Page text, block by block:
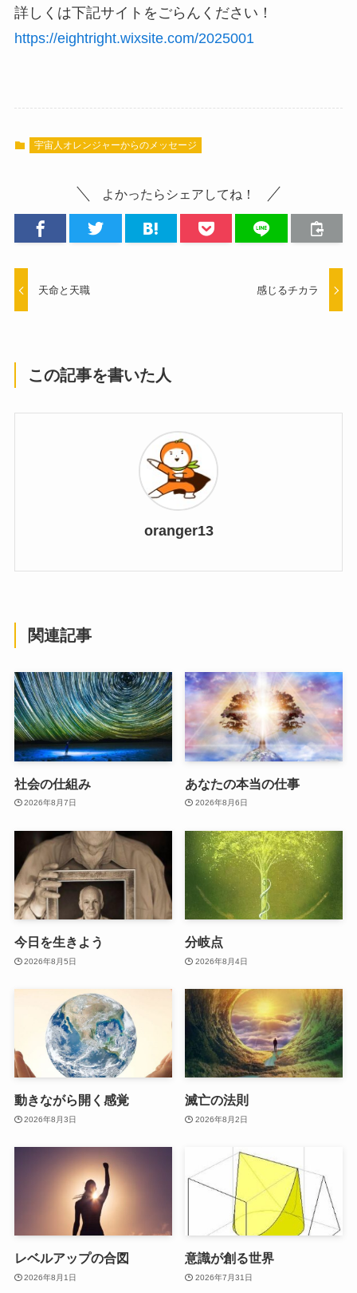
詳しくは下記サイトをごらんください！
https://eightright.wixsite.com/2025001
宇宙人オレンジャーからのメッセージ
よかったらシェアしてね！
天命と天職 感じるチカラ
この記事を書いた人
oranger13
関連記事
社会の仕組み
2026年8月7日
あなたの本当の仕事
2026年8月6日
今日を生きよう
2026年8月5日
分岐点
2026年8月4日
動きながら開く感覚
2026年8月3日
滅亡の法則
2026年8月2日
レベルアップの合図
2026年8月1日
意識が創る世界
2026年7月31日